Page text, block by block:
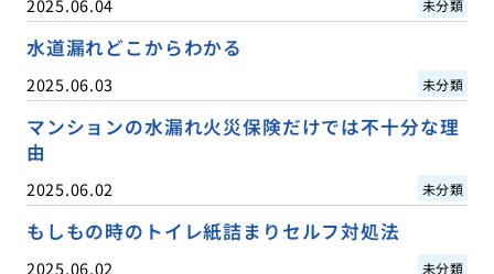
2025.06.04 未分類
水道漏れどこからわかる
2025.06.03 未分類
マンションの水漏れ火災保険だけでは不十分な理
由
2025.06.02 未分類
もしもの時のトイレ紙詰まりセルフ対処法
2025.06.02 未分類